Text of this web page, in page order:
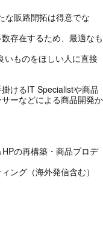
な販路開拓は得意でな
存在するため、最適なも
いものをほしい人に直接
けるIT Specialistや商品
ーなどによる商品開発か
の再構築・商品プロデ
ング（海外発信含む）